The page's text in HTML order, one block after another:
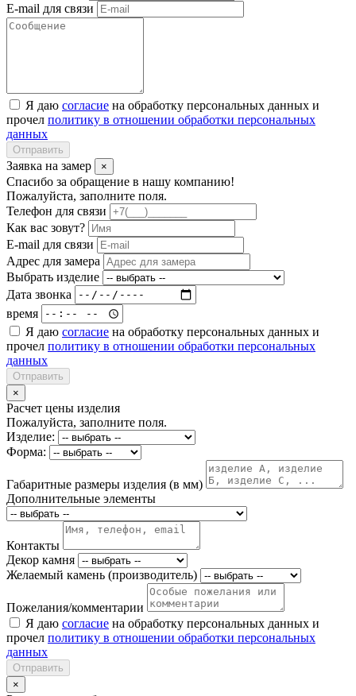
E-mail для связи
Я даю согласие на обработку персональных данных и
прочел политику в отношении обработки персональных
данных
Отправить
Заявка на замер ×
Спасибо за обращение в нашу компанию!
Пожалуйста, заполните поля.
Телефон для связи
Как вас зовут?
E-mail для связи
Адрес для замера
Выбрать изделие
Дата звонка
время
Я даю согласие на обработку персональных данных и
прочел политику в отношении обработки персональных
данных
Отправить
×
Расчет цены изделия
Пожалуйста, заполните поля.
Изделие:
Форма:
Габаритные размеры изделия (в мм)
Дополнительные элементы
Контакты
Декор камня
Желаемый камень (производитель)
Пожелания/комментарии
Я даю согласие на обработку персональных данных и
прочел политику в отношении обработки персональных
данных
Отправить
×